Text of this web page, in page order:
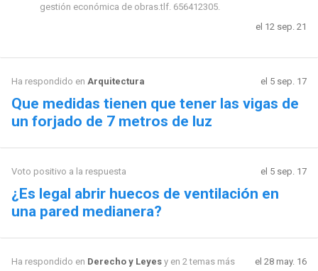
gestión económica de obras.tlf. 656412305.
el 12 sep. 21
Ha respondido en Arquitectura el 5 sep. 17
Que medidas tienen que tener las vigas de
un forjado de 7 metros de luz
Voto positivo a la respuesta el 5 sep. 17
¿Es legal abrir huecos de ventilación en
una pared medianera?
Ha respondido en Derecho y Leyesy en 2 temas más el 28 may. 16